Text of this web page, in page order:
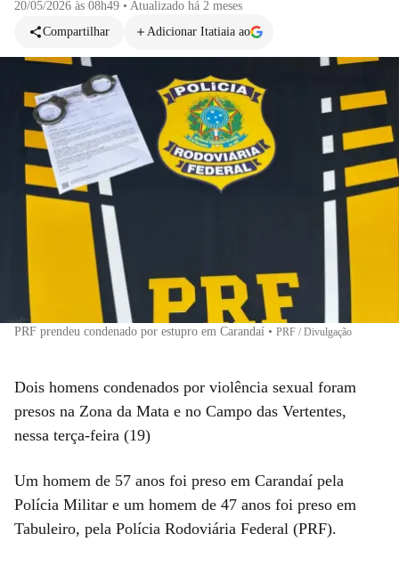
20/05/2026 às 08h49 • Atualizado há 2 meses
Compartilhar
Adicionar Itatiaia ao
PRF prendeu condenado por estupro em Carandaí • PRF / Divulgação
Dois homens condenados por violência sexual foram
presos na Zona da Mata e no Campo das Vertentes,
nessa terça-feira (19)
Um homem de 57 anos foi preso em Carandaí pela
Polícia Militar e um homem de 47 anos foi preso em
Tabuleiro, pela Polícia Rodoviária Federal (PRF).